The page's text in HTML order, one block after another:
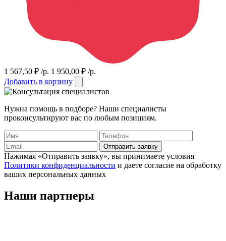
1 567,50 ₽ /р. 1 950,00 ₽ /р.
Добавить в корзину
Нужна помощь в подборе? Наши специалисты
проконсультируют вас по любым позициям.
Отправить заявку
Нажимая «Отправить заявку», вы принимаете условия
Политики конфиденциальности и даете согласие на обработку
ваших персональных данных
Наши партнеры